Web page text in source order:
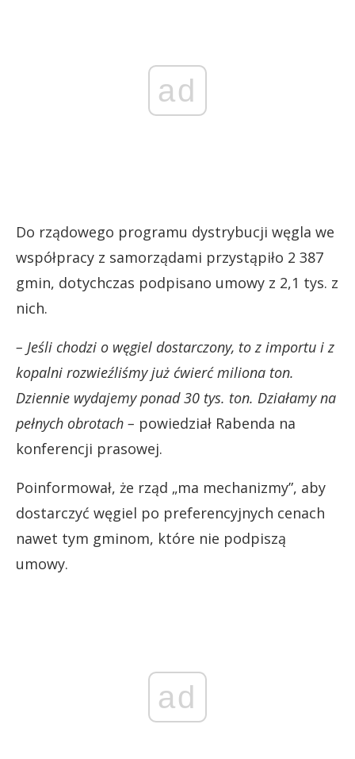
ad
Do rządowego programu dystrybucji węgla we
współpracy z samorządami przystąpiło 2 387
gmin, dotychczas podpisano umowy z 2,1 tys. z
nich.
– Jeśli chodzi o węgiel dostarczony, to z importu i z
kopalni rozwieźliśmy już ćwierć miliona ton.
Dziennie wydajemy ponad 30 tys. ton. Działamy na
pełnych obrotach – powiedział Rabenda na
konferencji prasowej.
Poinformował, że rząd „ma mechanizmy”, aby
dostarczyć węgiel po preferencyjnych cenach
nawet tym gminom, które nie podpiszą
umowy.
ad